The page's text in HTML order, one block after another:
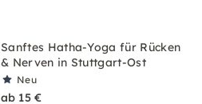
Sanftes Hatha-Yoga für Rücken
& Nerven in Stuttgart-Ost
Neu
ab 15 €